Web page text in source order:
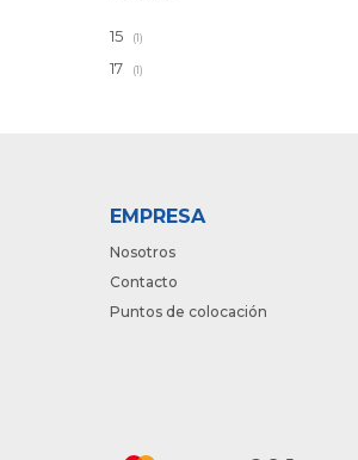
15 (1)
17 (1)
EMPRESA
Nosotros
Contacto
Puntos de colocación